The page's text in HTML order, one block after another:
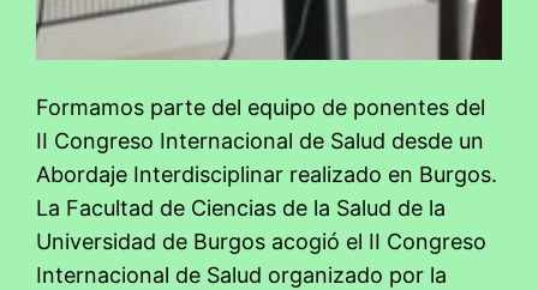
Formamos parte del equipo de ponentes del
II Congreso Internacional de Salud desde un
Abordaje Interdisciplinar realizado en Burgos.
La Facultad de Ciencias de la Salud de la
Universidad de Burgos acogió el II Congreso
Internacional de Salud organizado por la